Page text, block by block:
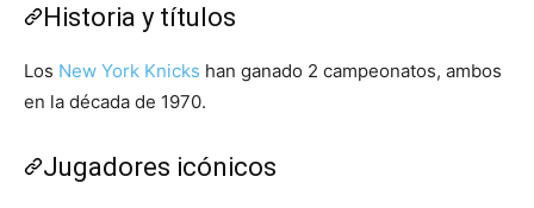
Historia y títulos
Los New York Knicks han ganado 2 campeonatos, ambos
en la década de 1970.
Jugadores icónicos